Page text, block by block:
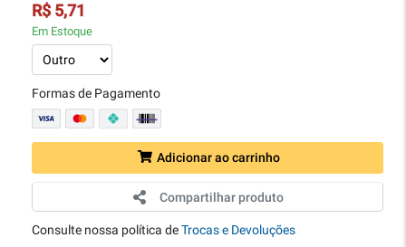
R$ 5,71
Em Estoque
Formas de Pagamento
Adicionar ao carrinho
Compartilhar produto
Consulte nossa política deTrocas e Devoluções